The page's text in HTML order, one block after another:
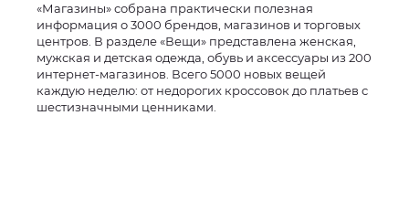
«Магазины» собрана практически полезная
информация о 3000 брендов, магазинов и торговых
центров. В разделе «Вещи» представлена женская,
мужская и детская одежда, обувь и аксессуары из 200
интернет-магазинов. Всего 5000 новых вещей
каждую неделю: от недорогих кроссовок до платьев с
шестизначными ценниками.